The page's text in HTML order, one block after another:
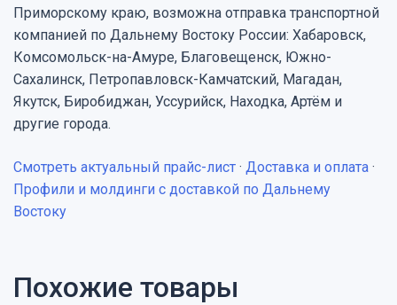
Приморскому краю, возможна отправка транспортной
компанией по Дальнему Востоку России: Хабаровск,
Комсомольск-на-Амуре, Благовещенск, Южно-
Сахалинск, Петропавловск-Камчатский, Магадан,
Якутск, Биробиджан, Уссурийск, Находка, Артём и
другие города.
Смотреть актуальный прайс-лист · Доставка и оплата ·
Профили и молдинги с доставкой по Дальнему
Востоку
Похожие товары